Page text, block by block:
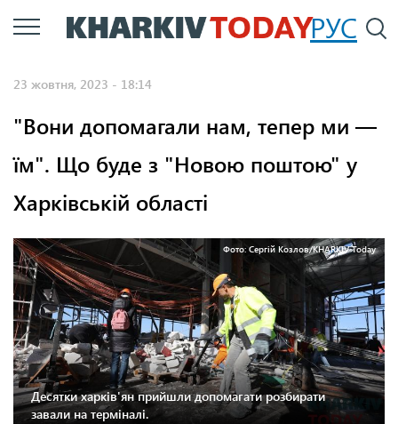
Перейти
до
РУС
23 жовтня, 2023 - 18:14
"Вони допомагали нам, тепер ми —
їм". Що буде з "Новою поштою" у
Харківській області
Фото: Сергій Козлов/KHARKIV Today
Десятки харків'ян прийшли допомагати розбирати
завали на терміналі.